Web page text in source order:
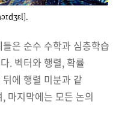
은 순수 수학과 심층학습
. 벡터와 행렬, 확률
에 행렬 미분과 같
마지막에는 모든 논의